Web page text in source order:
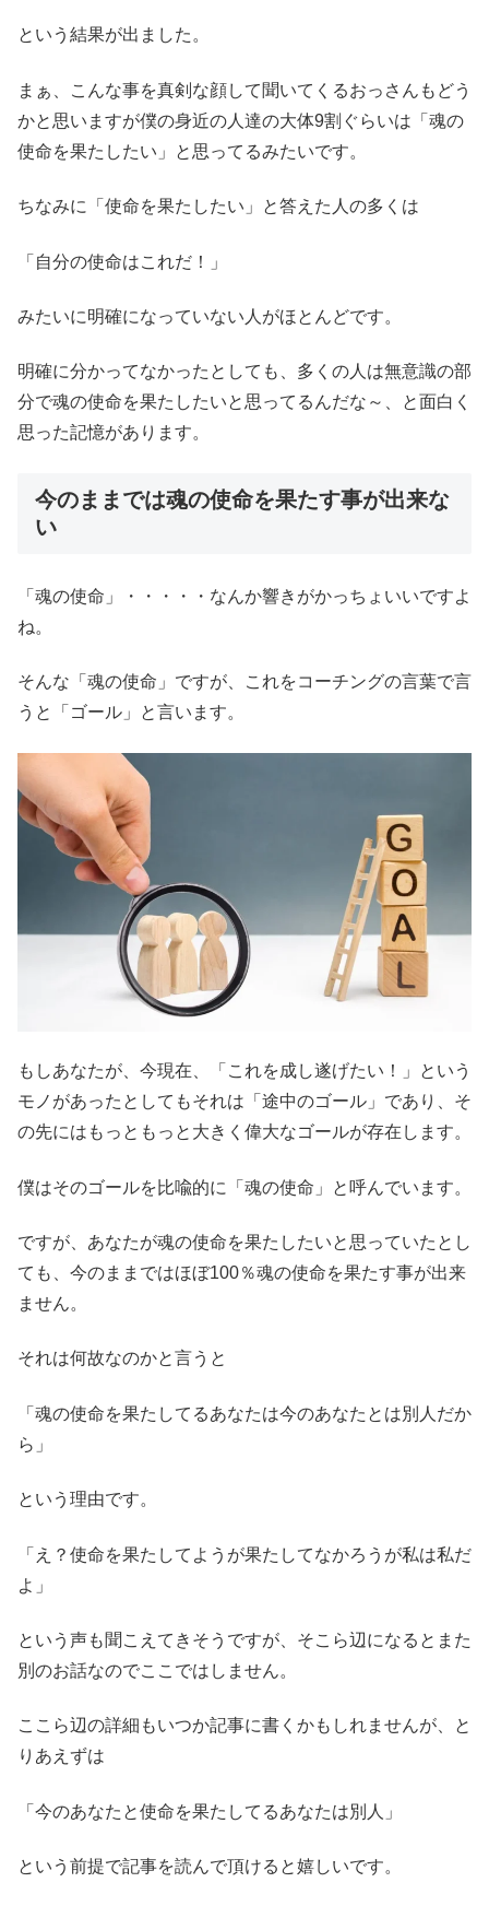
という結果が出ました。
まぁ、こんな事を真剣な顔して聞いてくるおっさんもどう
かと思いますが僕の身近の人達の大体9割ぐらいは「魂の
使命を果たしたい」と思ってるみたいです。
ちなみに「使命を果たしたい」と答えた人の多くは
「自分の使命はこれだ！」
みたいに明確になっていない人がほとんどです。
明確に分かってなかったとしても、多くの人は無意識の部
分で魂の使命を果たしたいと思ってるんだな～、と面白く
思った記憶があります。
今のままでは魂の使命を果たす事が出来な
い
「魂の使命」・・・・・なんか響きがかっちょいいですよ
ね。
そんな「魂の使命」ですが、これをコーチングの言葉で言
うと「ゴール」と言います。
もしあなたが、今現在、「これを成し遂げたい！」という
モノがあったとしてもそれは「途中のゴール」であり、そ
の先にはもっともっと大きく偉大なゴールが存在します。
僕はそのゴールを比喩的に「魂の使命」と呼んでいます。
ですが、あなたが魂の使命を果たしたいと思っていたとし
ても、今のままではほぼ100％魂の使命を果たす事が出来
ません。
それは何故なのかと言うと
「魂の使命を果たしてるあなたは今のあなたとは別人だか
ら」
という理由です。
「え？使命を果たしてようが果たしてなかろうが私は私だ
よ」
という声も聞こえてきそうですが、そこら辺になるとまた
別のお話なのでここではしません。
ここら辺の詳細もいつか記事に書くかもしれませんが、と
りあえずは
「今のあなたと使命を果たしてるあなたは別人」
という前提で記事を読んで頂けると嬉しいです。